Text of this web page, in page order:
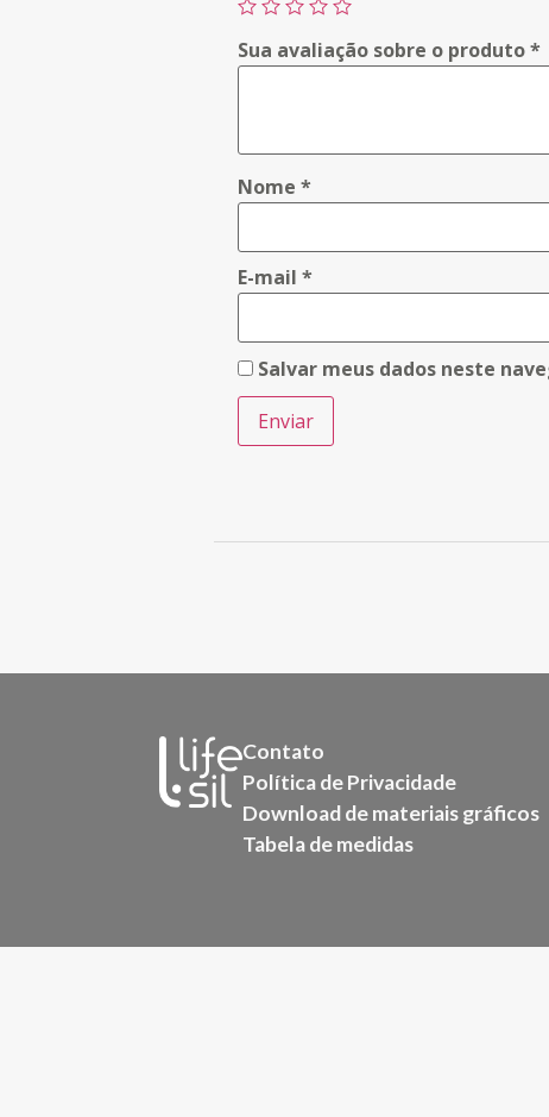
Sua avaliação sobre o produto*
Nome *
E-mail *
Salvar meus dados neste
Contato
Política de Privacidade
Download de materiais gráficos
Tabela de medidas